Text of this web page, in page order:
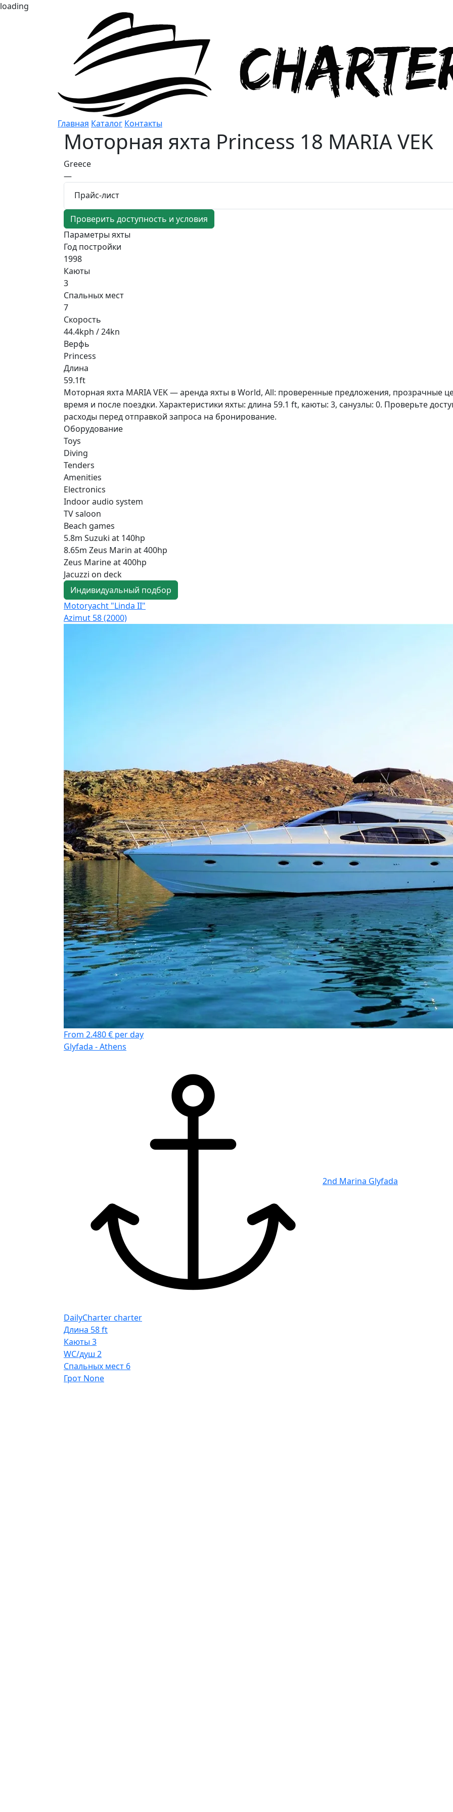
loading
Главная Каталог Контакты
Моторная яхта Princess 18 MARIA VEK
Greece
—
Прайс-лист
Проверить доступность и условия
Параметры яхты
Год постройки
1998
Каюты
3
Спальных мест
7
Скорость
44.4kph / 24kn
Верфь
Princess
Длина
59.1ft
Моторная яхта MARIA VEK — аренда яхты в World, All: проверенные предложения, прозрачные
время и после поездки. Характеристики яхты: длина 59.1 ft, каюты: 3, санузлы: 0. Проверьте
расходы перед отправкой запроса на бронирование.
Оборудование
Toys
Diving
Tenders
Amenities
Electronics
Indoor audio system
TV saloon
Beach games
5.8m Suzuki at 140hp
8.65m Zeus Marin at 400hp
Zeus Marine at 400hp
Jacuzzi on deck
Индивидуальный подбор
Motoryacht "Linda II"
Azimut 58 (2000)
From 2.480 € per day
Glyfada - Athens
2nd Marina Glyfada
DailyCharter charter
Длина 58 ft
Каюты 3
WC/душ 2
Спальных мест 6
Грот None